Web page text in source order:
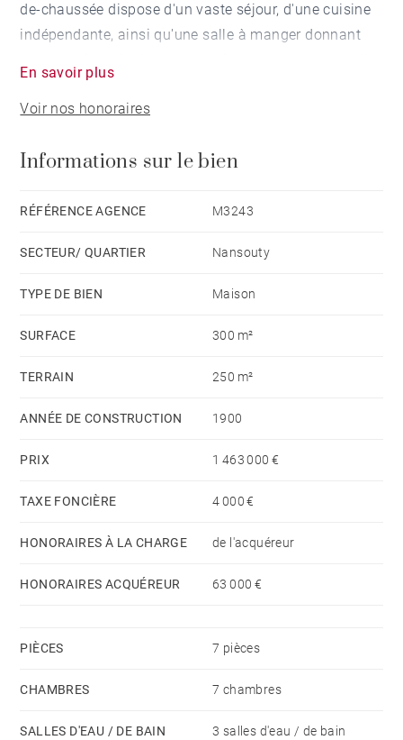
de-chaussée dispose d'un vaste séjour, d'une cuisine
indépendante, ainsi qu'une salle à manger donnant
de bains et dressing, deux chambres et une salle de
bains.
buanderie et une salle de bains.
un local technique. Un parking deux voitures complète
qualité.
En savoir plus
Voir nos honoraires
Informations sur le bien
RÉFÉRENCE AGENCE M3243
SECTEUR/ QUARTIER Nansouty
TYPE DE BIEN Maison
SURFACE 300 m²
TERRAIN 250 m²
ANNÉE DE CONSTRUCTION 1900
PRIX 1 463 000 €
TAXE FONCIÈRE 4 000 €
HONORAIRES À LA CHARGE de l'acquéreur
HONORAIRES ACQUÉREUR 63 000 €
PIÈCES 7 pièces
CHAMBRES 7 chambres
SALLES D'EAU / DE BAIN 3 salles d'eau / de bain